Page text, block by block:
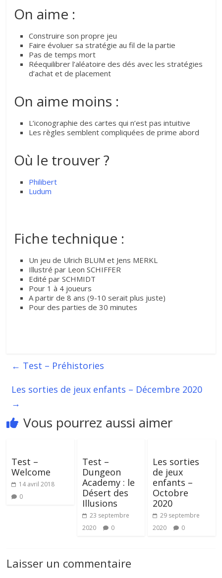
On aime :
Construire son propre jeu
Faire évoluer sa stratégie au fil de la partie
Pas de temps mort
Réequilibrer l’aléatoire des dés avec les stratégies
d’achat et de placement
On aime moins :
L’iconographie des cartes qui n’est pas intuitive
Les règles semblent compliquées de prime abord
Où le trouver ?
Philibert
Ludum
Fiche technique :
Un jeu de Ulrich BLUM et Jens MERKL
Illustré par Leon SCHIFFER
Edité par SCHMIDT
Pour 1 à 4 joueurs
A partir de 8 ans (9-10 serait plus juste)
Pour des parties de 30 minutes
← Test – Préhistories
Les sorties de jeux enfants – Décembre 2020
→
Vous pourrez aussi aimer
Test –
Welcome
14 avril 2018
0
Test –
Dungeon
Academy : le
Désert des
Illusions
23 septembre
2020
0
Les sorties
de jeux
enfants –
Octobre
2020
29 septembre
2020
0
Laisser un commentaire